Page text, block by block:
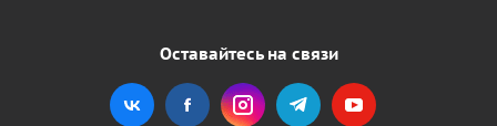
Оставайтесь на связи